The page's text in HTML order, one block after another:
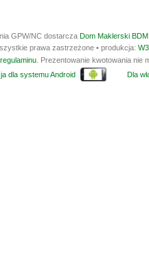
GPW/NC dostarcza Dom Maklerski
prawa zastrzeżone • produkcja:
regulaminu . Prezentowanie kwotowania
dla systemu Android Dla